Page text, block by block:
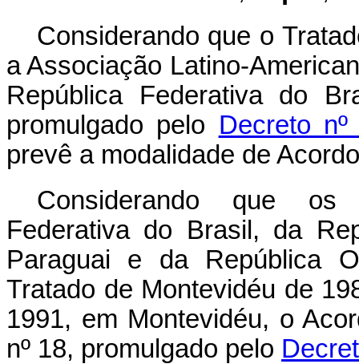
Considerando que o
a Associação Latino-
República Federativa do
promulgado pelo Decreto
prevê a modalidade de
Considerando que os
Federativa do Brasil, da
Paraguai e da República
Tratado de Montevidéu de
1991, em Montevidéu, o
nº 18, promulgado pelo